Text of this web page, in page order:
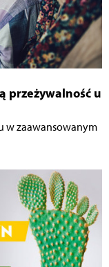
przeżywalność u
w zaawansowanym